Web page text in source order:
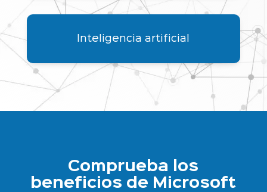
Inteligencia artificial
Comprueba los
beneficios de Microsoft